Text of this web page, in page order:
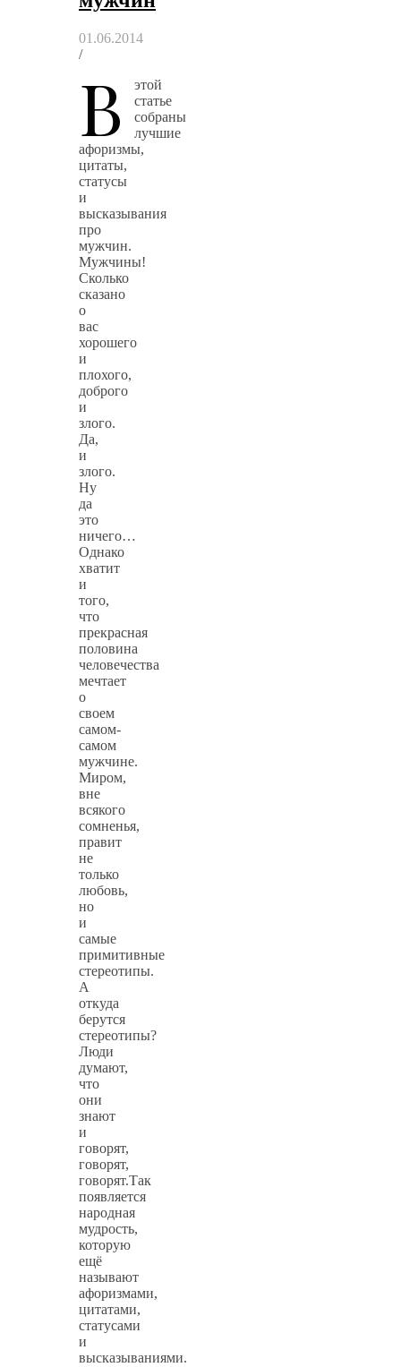
01.06.2014
/
В
этой
статье
собраны
лучшие
афоризмы,
цитаты,
статусы
и
высказывания
про
мужчин.
Мужчины!
Сколько
сказано
о
вас
хорошего
и
плохого,
доброго
и
злого.
Да,
и
злого.
Ну
да
это
ничего…
Однако
хватит
и
того,
что
прекрасная
половина
человечества
мечтает
о
своем
самом-
самом
мужчине.
Миром,
вне
всякого
сомненья,
правит
не
только
любовь,
но
и
самые
примитивные
стереотипы.
А
откуда
берутся
стереотипы?
Люди
думают,
что
они
знают
и
говорят,
говорят,
говорят.Так
появляется
народная
мудрость,
которую
ещё
называют
афоризмами,
цитатами,
статусами
и
высказываниями.